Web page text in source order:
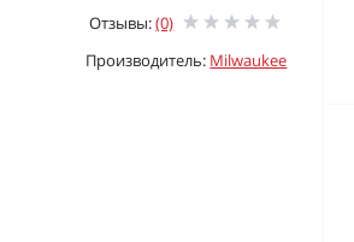
Отзывы:(0)
Производитель: Milwaukee